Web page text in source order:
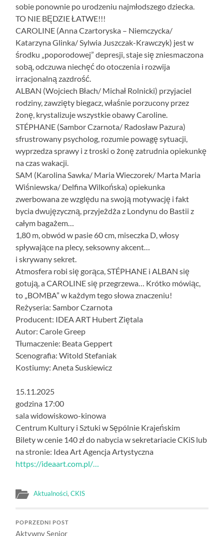
sobie ponownie po urodzeniu najmłodszego dziecka.
TO NIE BĘDZIE ŁATWE!!!
CAROLINE (Anna Czartoryska – Niemczycka/
Katarzyna Glinka/ Sylwia Juszczak-Krawczyk) jest w
środku „poporodowej” depresji, staje się zniesmaczona
sobą, odczuwa niechęć do otoczenia i rozwija
irracjonalną zazdrość.
ALBAN (Wojciech Błach/ Michał Rolnicki) przyjaciel
rodziny, zawzięty biegacz, właśnie porzucony przez
żonę, krystalizuje wszystkie obawy Caroline.
STÉPHANE (Sambor Czarnota/ Radosław Pazura)
sfrustrowany psycholog, rozumie powagę sytuacji,
wyprzedza sprawy i z troski o żonę zatrudnia opiekunkę
na czas wakacji.
SAM (Karolina Sawka/ Maria Wieczorek/ Marta Maria
Wiśniewska/ Delfina Wilkońska) opiekunka
zwerbowana ze względu na swoją motywację i fakt
bycia dwujęzyczną, przyjeżdża z Londynu do Bastii z
całym bagażem…
1,80 m, obwód w pasie 60 cm, miseczka D, włosy
spływające na plecy, seksowny akcent…
i skrywany sekret.
Atmosfera robi się gorąca, STÉPHANE i ALBAN się
gotują, a CAROLINE się przegrzewa… Krótko mówiąc,
to „BOMBA” w każdym tego słowa znaczeniu!
Reżyseria: Sambor Czarnota
Producent: IDEA ART Hubert Ziętala
Autor: Carole Greep
Tłumaczenie: Beata Geppert
Scenografia: Witold Stefaniak
Kostiumy: Aneta Suskiewicz
15.11.2025
godzina 17:00
sala widowiskowo-kinowa
Centrum Kultury i Sztuki w Sępólnie Krajeńskim
Bilety w cenie 140 zł do nabycia w sekretariacie CKiS lub
na stronie: Idea Art Agencja Artystyczna
https://ideaart.com.pl/…
Aktualności,CKIS
POPRZEDNI POST
Aktywny Senior